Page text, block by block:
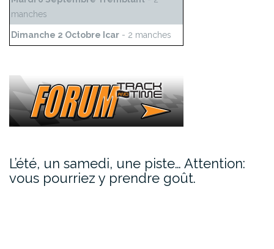
manches
Dimanche 2 Octobre Icar - 2 manches
L’été, un samedi, une piste… Attention:
vous pourriez y prendre goût.